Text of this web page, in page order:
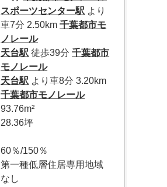
スポーツセンター駅 より
車7分 2.50km千葉都市モ
ノレール
天台駅 徒歩39分千葉都市
モノレール
天台駅 より車8分 3.20km
千葉都市モノレール
93.76m²
28.36坪
60％/150％
第一種低層住居専用地域
なし